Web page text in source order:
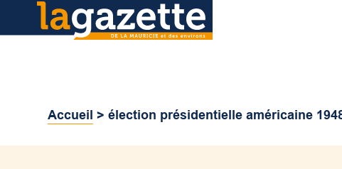
Accueil >élection présidentielle américaine